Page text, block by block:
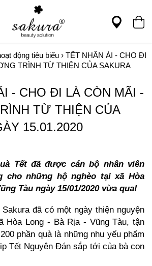
động tiêu biểu › TẾT NHÂN ÁI - CHO ĐI
TRÌNH TỪ THIỆN CỦA SAKURA
- CHO ĐI LÀ CÒN MÃI -
TỪ THIỆN CỦA
15.01.2020
Tết đã được cán bộ nhân viên
cho những hộ nghèo tại xã Hòa
Tàu ngày 15/01/2020 vừa qua!
đã có một ngày thiện nguyện
Hòa Long - Bà Rịa - Vũng Tàu, tận
phần quà là những nhu yếu phẩm
Tết Nguyên Đán sắp tới của bà con